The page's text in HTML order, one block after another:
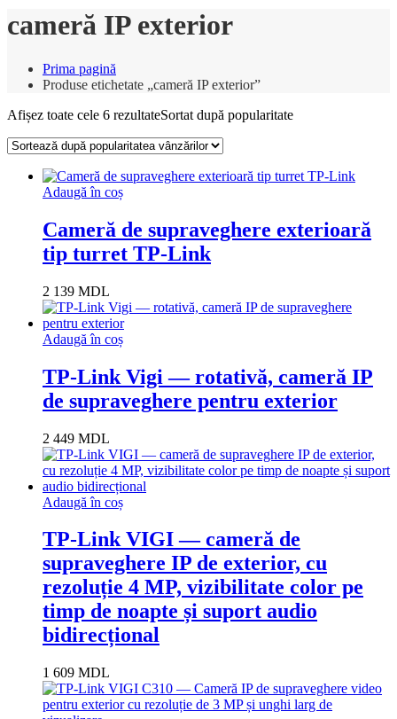
cameră IP exterior
Prima pagină
Produse etichetate „cameră IP exterior”
Afișez toate cele 6 rezultateSortat după popularitate
Adaugă în coș
Cameră de supraveghere exterioară
tip turret TP-Link
2 139 MDL
Adaugă în coș
TP-Link Vigi — rotativă, cameră IP
de supraveghere pentru exterior
2 449 MDL
Adaugă în coș
TP-Link VIGI — cameră de
supraveghere IP de exterior, cu
rezoluție 4 MP, vizibilitate color pe
timp de noapte și suport audio
bidirecțional
1 609 MDL